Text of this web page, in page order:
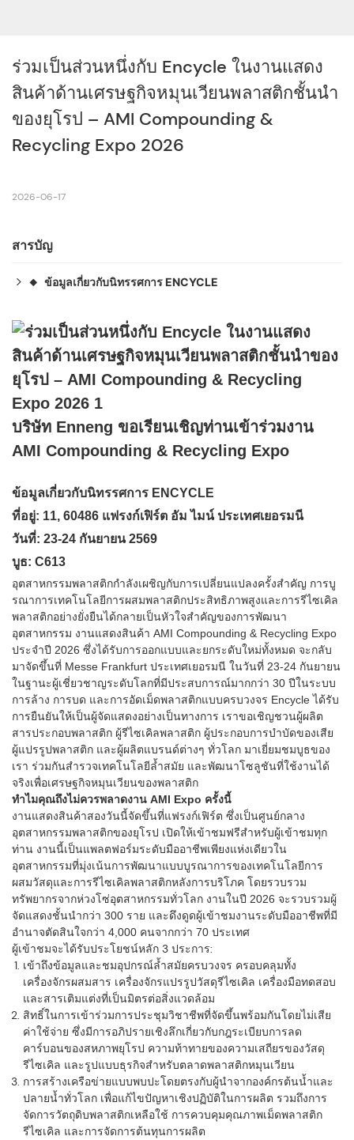
ร่วมเป็นส่วนหนึ่งกับ Encycle ในงานแสดง
สินค้าด้านเศรษฐกิจหมุนเวียนพลาสติกชั้นนำ
ของยุโรป – AMI Compounding &
Recycling Expo 2026
2026-06-17
สารบัญ
◆ ข้อมูลเกี่ยวกับนิทรรศการ ENCYCLE
◆ วันที่: 23-24 กันยายน 2569
บูธ: C613
บริษัท Enneng ขอเรียนเชิญท่านเข้าร่วมงาน
AMI Compounding & Recycling Expo
ข้อมูลเกี่ยวกับนิทรรศการ ENCYCLE
ที่อยู่: 11, 60486 แฟรงก์เฟิร์ต อัม ไมน์ ประเทศเยอรมนี
วันที่: 23-24 กันยายน 2569
บูธ: C613
อุตสาหกรรมพลาสติกกำลังเผชิญกับการเปลี่ยนแปลงครั้งสำคัญ การบู
รณาการเทคโนโลยีการผสมพลาสติกประสิทธิภาพสูงและการรีไซเคิล
พลาสติกอย่างยั่งยืนได้กลายเป็นหัวใจสำคัญของการพัฒนา
อุตสาหกรรม งานแสดงสินค้า AMI Compounding & Recycling Expo
ประจำปี 2026 ซึ่งได้รับการออกแบบและยกระดับใหม่ทั้งหมด จะกลับ
มาจัดขึ้นที่ Messe Frankfurt ประเทศเยอรมนี ในวันที่ 23-24 กันยายน
ในฐานะผู้เชี่ยวชาญระดับโลกที่มีประสบการณ์มากกว่า 30 ปีในระบบ
การล้าง การบด และการอัดเม็ดพลาสติกแบบครบวงจร Encycle ได้รับ
การยืนยันให้เป็นผู้จัดแสดงอย่างเป็นทางการ เราขอเชิญชวนผู้ผลิต
สารประกอบพลาสติก ผู้รีไซเคิลพลาสติก ผู้ประกอบการบำบัดของเสีย
ผู้แปรรูปพลาสติก และผู้ผลิตแบรนด์ต่างๆ ทั่วโลก มาเยี่ยมชมบูธของ
เรา ร่วมกันสำรวจเทคโนโลยีล้ำสมัย และพัฒนาโซลูชันที่ใช้งานได้
จริงเพื่อเศรษฐกิจหมุนเวียนของพลาสติก
ทำไมคุณถึงไม่ควรพลาดงาน AMI Expo ครั้งนี้
งานแสดงสินค้าสองวันนี้จัดขึ้นที่แฟรงก์เฟิร์ต ซึ่งเป็นศูนย์กลาง
อุตสาหกรรมพลาสติกของยุโรป เปิดให้เข้าชมฟรีสำหรับผู้เข้าชมทุก
ท่าน งานนี้เป็นแพลตฟอร์มระดับมืออาชีพเพียงแห่งเดียวใน
อุตสาหกรรมที่มุ่งเน้นการพัฒนาแบบบูรณาการของเทคโนโลยีการ
ผสมวัสดุและการรีไซเคิลพลาสติกหลังการบริโภค โดยรวบรวม
ทรัพยากรจากห่วงโซ่อุตสาหกรรมทั่วโลก งานในปี 2026 จะรวบรวมผู้
จัดแสดงชั้นนำกว่า 300 ราย และดึงดูดผู้เข้าชมงานระดับมืออาชีพที่มี
อำนาจตัดสินใจกว่า 4,000 คนจากกว่า 70 ประเทศ
ผู้เข้าชมจะได้รับประโยชน์หลัก 3 ประการ:
เข้าถึงข้อมูลและชมอุปกรณ์ล้ำสมัยครบวงจร ครอบคลุมทั้ง
เครื่องจักรผสมสาร เครื่องจักรแปรรูปวัสดุรีไซเคิล เครื่องมือทดสอบ
และสารเติมแต่งที่เป็นมิตรต่อสิ่งแวดล้อม
สิทธิ์ในการเข้าร่วมการประชุมวิชาชีพที่จัดขึ้นพร้อมกันโดยไม่เสีย
ค่าใช้จ่าย ซึ่งมีการอภิปรายเชิงลึกเกี่ยวกับกฎระเบียบการลด
คาร์บอนของสหภาพยุโรป ความท้าทายของความเสถียรของวัสดุ
รีไซเคิล และรูปแบบธุรกิจสำหรับตลาดพลาสติกหมุนเวียน
การสร้างเครือข่ายแบบพบปะโดยตรงกับผู้นำจากองค์กรต้นน้ำและ
ปลายน้ำทั่วโลก เพื่อแก้ไขปัญหาเชิงปฏิบัติในการผลิต รวมถึงการ
จัดการวัตถุดิบพลาสติกเหลือใช้ การควบคุมคุณภาพเม็ดพลาสติก
รีไซเคิล และการจัดการต้นทุนการผลิต